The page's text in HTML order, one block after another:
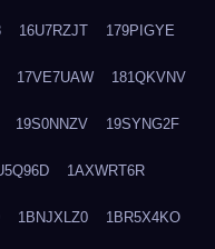
16U7RZJT 179PIGYE
17VE7UAW 181QKVNV
19S0NNZV 19SYNG2F
1AXWRT6R
1BNJXLZ0 1BR5X4KO